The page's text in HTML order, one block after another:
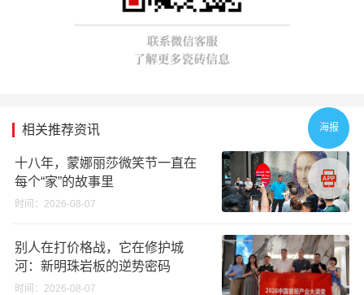
相关推荐资讯
十八年，蒙娜丽莎微笑节一直在
每个“家”的故事里
时间：2026-08-07
别人在打价格战，它在修护城
河：新明珠岩板的逆势密码
时间：2026-08-07
海报